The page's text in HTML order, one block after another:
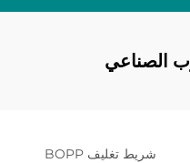
الصناعي
شريط تغليف BOPP